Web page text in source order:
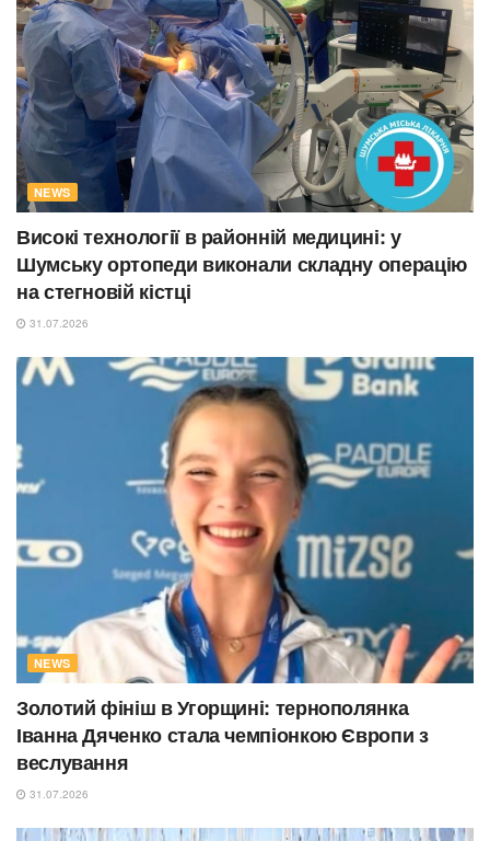
NEWS
Високі технології в районній медицині: у
Шумську ортопеди виконали складну операцію
на стегновій кістці
31.07.2026
NEWS
Золотий фініш в Угорщині: тернополянка
Іванна Дяченко стала чемпіонкою Європи з
веслування
31.07.2026